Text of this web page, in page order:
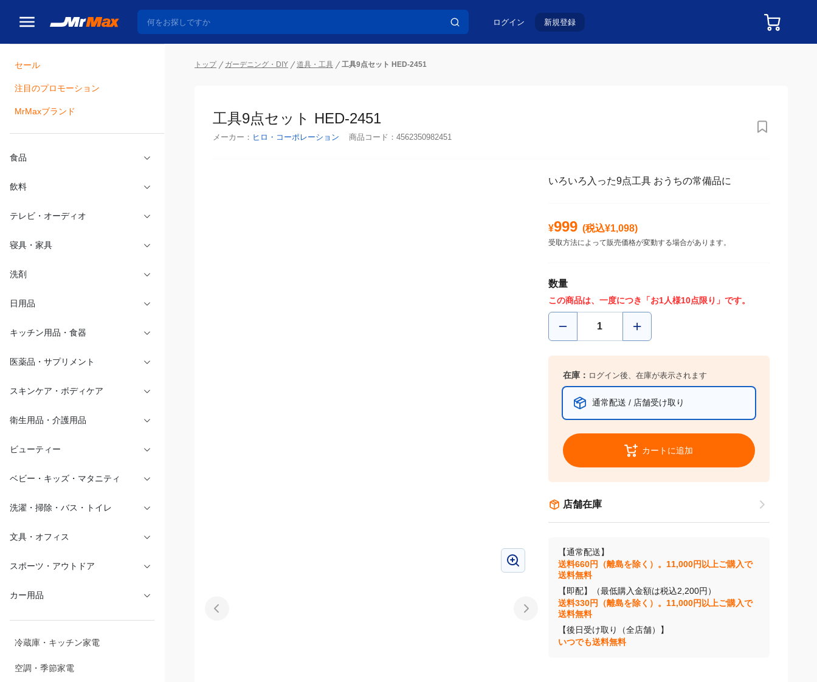
ログイン 新規登録
セール
注目のプロモーション
MrMaxブランド
食品
飲料
テレビ・オーディオ
寝具・家具
洗剤
日用品
キッチン用品・食器
医薬品・サプリメント
スキンケア・ボディケア
衛生用品・介護用品
ビューティー
ベビー・キッズ・マタニティ
洗濯・掃除・バス・トイレ
文具・オフィス
スポーツ・アウトドア
カー用品
冷蔵庫・キッチン家電
空調・季節家電
トップ ガーデニング・DIY 道具・工具 工具9点セット HED-2451
工具9点セット HED-2451
メーカー： ヒロ・コーポレーション 商品コード： 4562350982451
いろいろ入った9点工具 おうちの常備品に
¥999 (税込¥1,098)
受取方法によって販売価格が変動する場合があります。
数量
この商品は、一度につき「お1人様10点限り」です。
在庫： ログイン後、在庫が表示されます
通常配送 / 店舗受け取り
カートに追加
店舗在庫
【通常配送】
送料660円（離島を除く）。11,000円以上ご購入で
送料無料
【即配】（最低購入金額は税込2,200円）
送料330円（離島を除く）。11,000円以上ご購入で
送料無料
【後日受け取り（全店舗）】
いつでも送料無料